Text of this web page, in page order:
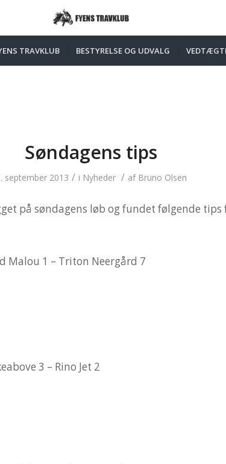
TRAVKLUB BESTYRELSE OG UDVALG
Søndagens tips
september 2013 / i Nyheder / af Bruno Olsen
på søndagens løb og fundet følgende tips
Malou 1 – Triton Neergård 7
3 – Rino Jet 2